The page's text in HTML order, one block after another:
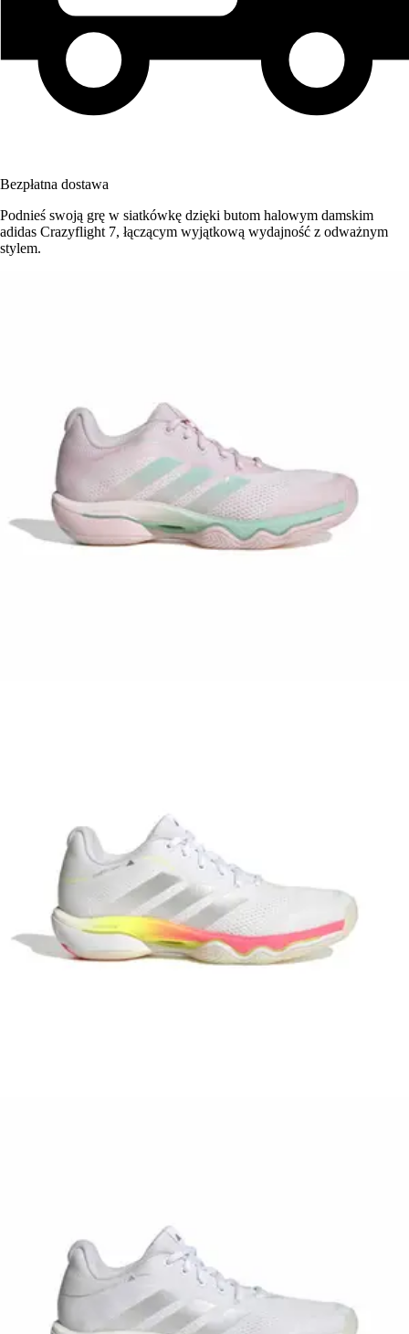
Bezpłatna dostawa
Podnieś swoją grę w siatkówkę dzięki butom halowym damskim
adidas Crazyflight 7, łączącym wyjątkową wydajność z odważnym
stylem.